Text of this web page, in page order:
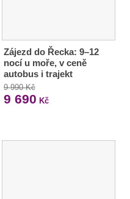
Zájezd do Řecka: 9–12
nocí u moře, v ceně
autobus i trajekt
9 990 Kč
9 690 Kč